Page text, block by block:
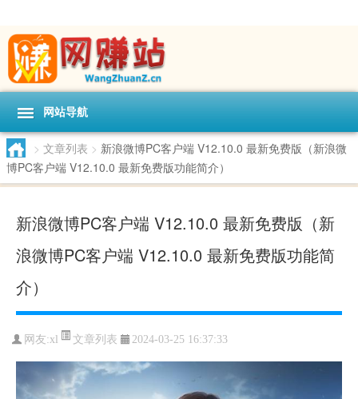
网站导航
> 文章列表 > 新浪微博PC客户端 V12.10.0 最新免费版（新浪微
博PC客户端 V12.10.0 最新免费版功能简介）
新浪微博PC客户端 V12.10.0 最新免费版（新
浪微博PC客户端 V12.10.0 最新免费版功能简
介）
网友:xl 文章列表 2024-03-25 16:37:33